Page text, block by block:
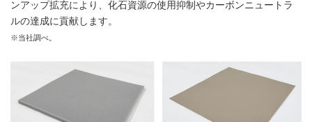
ンアップ拡充により、化石資源の使用抑制やカーボンニュートラ
ルの達成に貢献します。
※当社調べ。